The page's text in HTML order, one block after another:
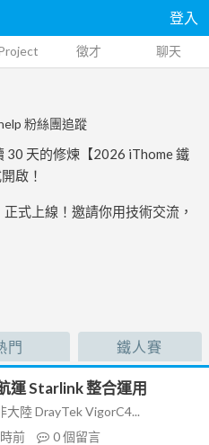
登入
徵才 聊天
粉絲團追蹤
30 天的修煉【2026 iThome 鐵
啟！
式上線！邀請你用技術交流，
門 鐵人賽
運 Starlink 整合運用
大陸 DrayTek VigorC4...
前 0個留言